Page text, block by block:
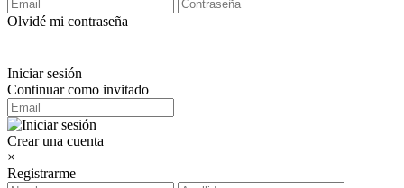
Olvidé mi contraseña
Iniciar sesión
Continuar como invitado
Crear una cuenta
×
Registrarme